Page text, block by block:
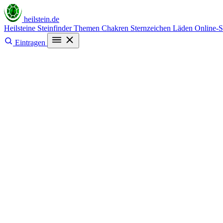
heilstein.de
Heilsteine SteinfinderThemen Chakren Sternzeichen Läden Online-
Eintragen